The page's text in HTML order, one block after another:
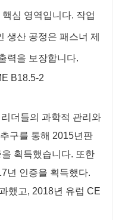
심 영역입니다. 작업
생산 공정은 패스너 제
력을 보장합니다.
더들의 과학적 관리와
구를 통해 2015년판
획득했습니다. 또한
년 인증을 획득했다.
했고, 2018년 유럽 CE